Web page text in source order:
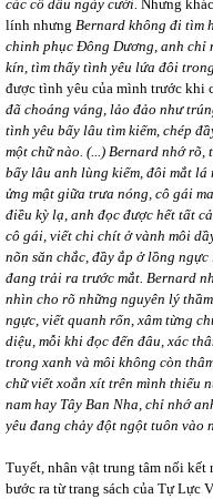
các cô dâu ngày cưới. Nhưng
lính nhưng Bernard không đi tìm
chinh phục Đông Dương, anh chỉ
kín, tìm thấy tình yêu lứa đôi
được tình yêu của mình trước khi
đã choáng váng, lảo đảo như
tình yêu bấy lâu tìm kiếm, chép
một chữ nào. (...) Bernard nhớ
bấy lâu anh lùng kiếm, đôi mắt lá
ửng mật giữa trưa nóng, cô gái
điều kỳ lạ, anh đọc được hết tất
cô gái, viết chi chít ở vành môi
nõn săn chắc, đầy ắp ở lồng
đang trải ra trước mắt. Bernard
nhìn cho rõ những nguyên lý
ngực, viết quanh rốn, xâm từng
diệu, mỗi khi đọc đến đâu, xác
trong xanh và môi không còn
chữ viết xoắn xít trên mình thiếu
nam hay Tây Ban Nha, chỉ nhớ
yêu đang chảy đột ngột tuôn vào
Tuyết, nhân vật trung tâm nối
bước ra từ trang sách của Tự Lực